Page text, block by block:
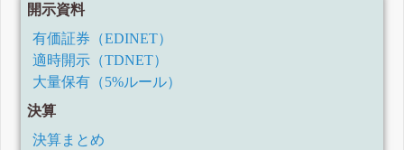
開示資料
有価証券（EDINET）
適時開示（TDNET）
大量保有（5%ルール）
決算
決算まとめ